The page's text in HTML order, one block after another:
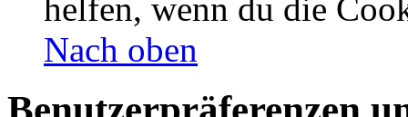
helfen, wenn du die
Nach oben